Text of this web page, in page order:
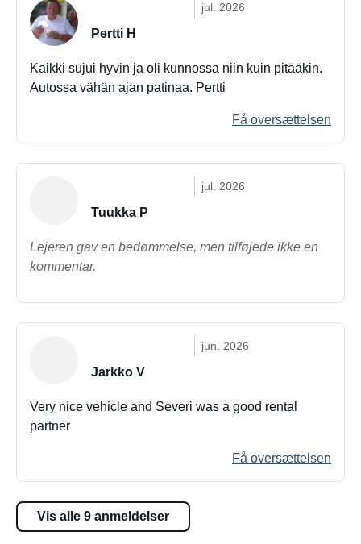
jul. 2026
Pertti H
Kaikki sujui hyvin ja oli kunnossa niin kuin pitääkin.
Autossa vähän ajan patinaa. Pertti
Få oversættelsen
jul. 2026
Tuukka P
Lejeren gav en bedømmelse, men tilføjede ikke en
kommentar.
jun. 2026
Jarkko V
Very nice vehicle and Severi was a good rental
partner
Få oversættelsen
Vis alle 9 anmeldelser